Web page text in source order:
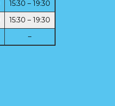
15:30 – 19:30
15:30 – 19:30
–